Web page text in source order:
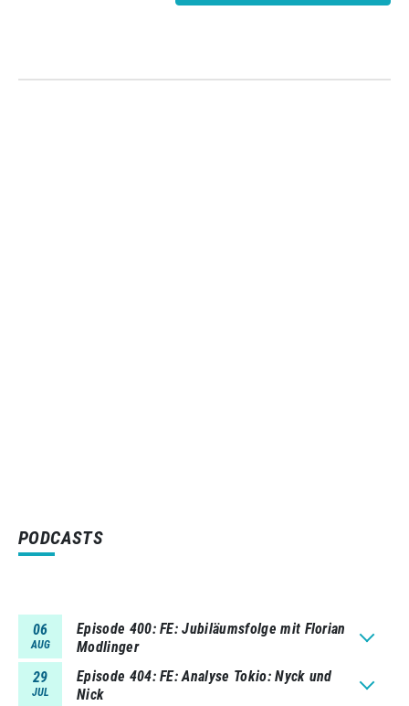
PODCASTS
06
AUG
Episode 400 FE: Jubiläumsfolge mit Florian
Modlinger
29
JUL
Episode 404 FE: Analyse Tokio: Nyck und
Nick